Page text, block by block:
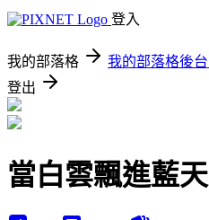
登入
我的部落格 我的部落格後台
登出
當白雲飄進藍天